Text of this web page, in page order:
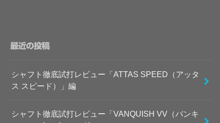
最近の投稿
シャフト徹底試打レビュー「ATTAS SPEED（アッタ
ス スピード）」編
シャフト徹底試打レビュー「VANQUISH VV（バンキ